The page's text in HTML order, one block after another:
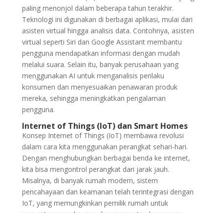
paling menonjol dalam beberapa tahun terakhir.
Teknologi ini digunakan di berbagai aplikasi, mulai dari
asisten virtual hingga analisis data. Contohnya, asisten
virtual seperti Siri dan Google Assistant membantu
pengguna mendapatkan informasi dengan mudah
melalui suara. Selain itu, banyak perusahaan yang
menggunakan AI untuk menganalisis perilaku
konsumen dan menyesuaikan penawaran produk
mereka, sehingga meningkatkan pengalaman
pengguna.
Internet of Things (IoT) dan Smart Homes
Konsep Internet of Things (IoT) membawa revolusi
dalam cara kita menggunakan perangkat sehari-hari.
Dengan menghubungkan berbagai benda ke internet,
kita bisa mengontrol perangkat dari jarak jauh.
Misalnya, di banyak rumah modern, sistem
pencahayaan dan keamanan telah terintegrasi dengan
IoT, yang memungkinkan pemilik rumah untuk